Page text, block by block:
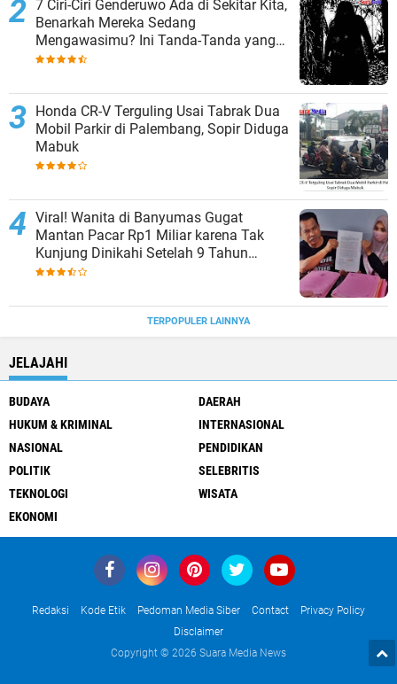
7 Ciri-Ciri Genderuwo Ada di Sekitar Kita,
Benarkah Mereka Sedang
Mengawasimu? Ini Tanda-Tanda yang
Sering Diabaikan
Honda CR-V Terguling Usai Tabrak Dua
Mobil Parkir di Palembang, Sopir Diduga
Mabuk
Viral! Wanita di Banyumas Gugat
Mantan Pacar Rp1 Miliar karena Tak
Kunjung Dinikahi Setelah 9 Tahun
Berpacaran
TERPOPULER LAINNYA
JELAJAHI
BUDAYA
DAERAH
HUKUM & KRIMINAL
INTERNASIONAL
NASIONAL
PENDIDIKAN
POLITIK
SELEBRITIS
TEKNOLOGI
WISATA
EKONOMI
Redaksi Kode Etik Pedoman Media Siber Contact
Privacy Policy
Disclaimer
Copyright © 2026 Suara Media News